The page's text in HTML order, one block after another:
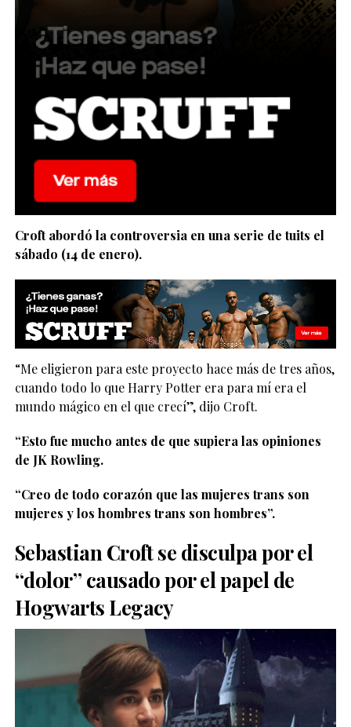
Croft abordó la controversia en una serie de tuits el
sábado (14 de enero).
“Me eligieron para este proyecto hace más de tres años,
cuando todo lo que Harry Potter era para mí era el
mundo mágico en el que crecí”, dijo Croft.
“Esto fue mucho antes de que supiera las opiniones
de JK Rowling.
“Creo de todo corazón que las mujeres trans son
mujeres y los hombres trans son hombres”.
Sebastian Croft se disculpa por el
“dolor” causado por el papel de
Hogwarts Legacy